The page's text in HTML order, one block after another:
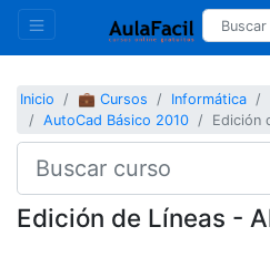
Inicio 💼 Cursos Informática
AutoCad Básico 2010
Edición
Edición de Líneas -